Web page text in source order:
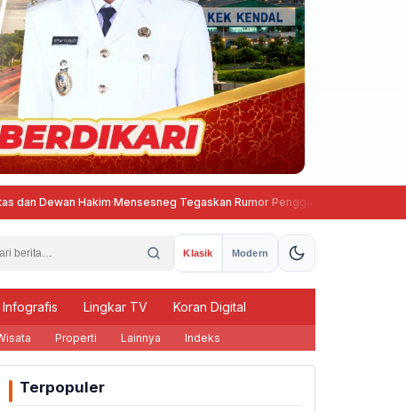
Hakim·Mensesneg Tegaskan Rumor Penggantian Kapolri Tidak Benar
Klasik Modern
Infografis Lingkar TV Koran Digital
Properti Lainnya Indeks
Terpopuler